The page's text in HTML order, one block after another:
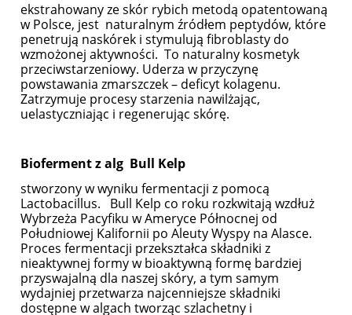
ekstrahowany ze skór rybich metodą opatentowaną
w Polsce, jest naturalnym źródłem peptydów, które
penetrują naskórek i stymulują fibroblasty do
wzmożonej aktywności. To naturalny kosmetyk
przeciwstarzeniowy. Uderza w przyczynę
powstawania zmarszczek – deficyt kolagenu.
Zatrzymuje procesy starzenia nawilżając,
uelastyczniając i regenerując skórę.
Bioferment z alg Bull Kelp
stworzony w wyniku fermentacji z pomocą
Lactobacillus. Bull Kelp co roku rozkwitają wzdłuż
Wybrzeża Pacyfiku w Ameryce Północnej od
Południowej Kalifornii po Aleuty Wyspy na Alasce.
Proces fermentacji przekształca składniki z
nieaktywnej formy w bioaktywną formę bardziej
przyswajalną dla naszej skóry, a tym samym
wydajniej przetwarza najcenniejsze składniki
dostępne w algach tworząc szlachetny i